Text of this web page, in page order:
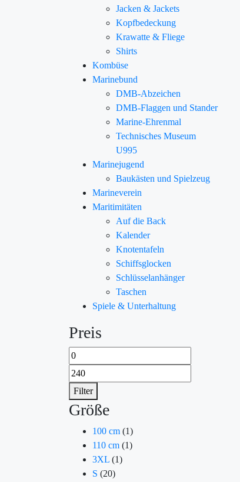
Jacken & Jackets
Kopfbedeckung
Krawatte & Fliege
Shirts
Kombüse
Marinebund
DMB-Abzeichen
DMB-Flaggen und Stander
Marine-Ehrenmal
Technisches Museum
U995
Marinejugend
Baukästen und Spielzeug
Marineverein
Maritimitäten
Auf die Back
Kalender
Knotentafeln
Schiffsglocken
Schlüsselanhänger
Taschen
Spiele & Unterhaltung
Preis
Filter
Größe
100 cm (1)
110 cm (1)
3XL (1)
S (20)